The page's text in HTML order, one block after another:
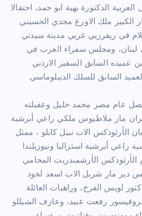
الدكتورة بهية ابو حمد، احتفالا
الكبير ملك الاورغ مجدي الحسيني
في ريفرزبي غربي مدينة سيدني
لبنان، ومجلس سفراء العرب في
عميده السابق السفير الاردني
السابق للسلك الديبلوماسي
عام مصر محمد خليل وعقيلته
مار ملاطيوس ملكي راعي أبرشية
الأرثوذكس الاب نبيل كابلو ، ممثل
راعي أبرشية استراليا ونيوزيلندا
الأرثوذكس الأرشمندريت المحامي
دير مار شربل الاب اسعد لحود
لويس الفرخ، وراهبات العائلة
رفعت عبيد، وعازف الشيللو